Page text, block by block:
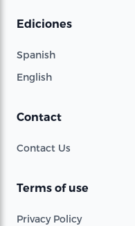
Ediciones
Spanish
English
Contact
Contact Us
Terms of use
Privacy Policy